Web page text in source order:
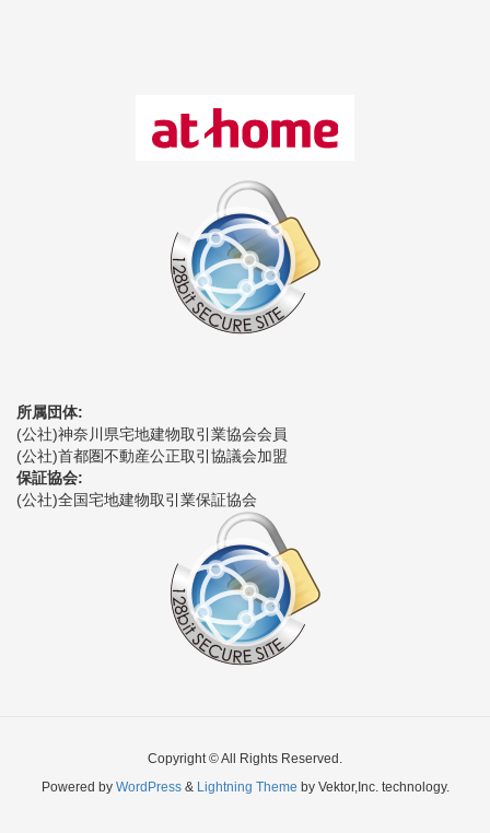
所属団体:
(公社)神奈川県宅地建物取引業協会会員
(公社)首都圏不動産公正取引協議会加盟
保証協会:
(公社)全国宅地建物取引業保証協会
Copyright © All Rights Reserved.
Powered by WordPress& Lightning Theme by Vektor,Inc. technology.